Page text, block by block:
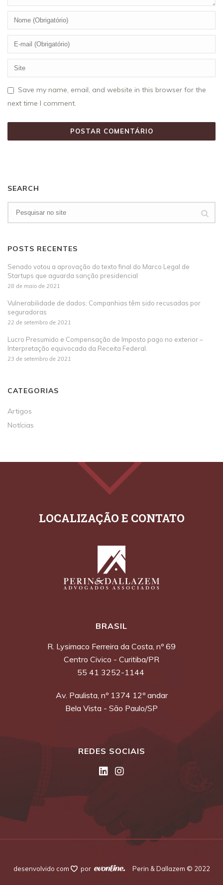
Save my name, email, and website in this browser for the
next time I comment.
SEARCH
POSTS RECENTES
Senado votou a aprovação do texto final do Marco Legal de
Startups que aguarda sanção presidencial
28 de maio de 2021
Vulnerabilidade de dados: Companhias têm sido recusadas por
seguradoras
22 de setembro de 2021
Lucro Presumido e Compensação de Imposto pago no exterior –
Interpretação equivocada da Receita Federal.
23 de setembro de 2021
CATEGORIAS
Artigos
Notícias
BRASIL
R. Lysimaco Ferreira da Costa, nº 69
Centro Civico - Curitiba/PR
55 41 3252-1144
Av. Paulista, nº 1374 12º andar
Bela Vista - São Paulo/SP
REDES SOCIAIS
desenvolvido com por Perin & Dallazem © 2022